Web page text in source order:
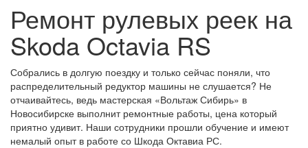
Ремонт рулевых реек на
Skoda Octavia RS
Собрались в долгую поездку и только сейчас поняли, что
распределительный редуктор машины не слушается? Не
отчаивайтесь, ведь мастерская «Вольтаж Сибирь» в
Новосибирске выполнит ремонтные работы, цена который
приятно удивит. Наши сотрудники прошли обучение и имеют
немалый опыт в работе со Шкода Октавиа РС.